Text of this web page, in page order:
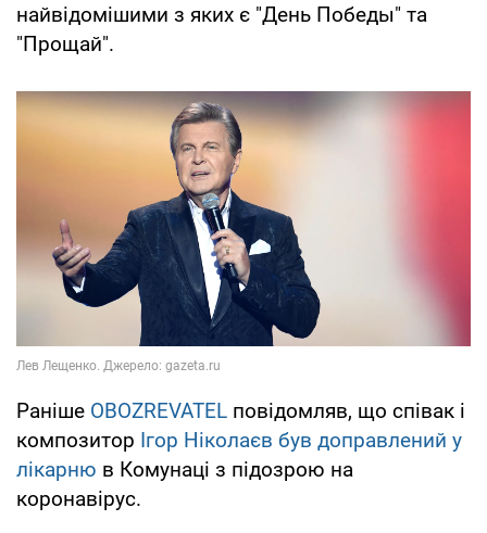
найвідомішими з яких є "День Победы" та
"Прощай".
Раніше OBOZREVATEL повідомляв, що співак і
композитор Ігор Ніколаєв був доправлений у
лікарню в Комунаці з підозрою на
коронавірус.